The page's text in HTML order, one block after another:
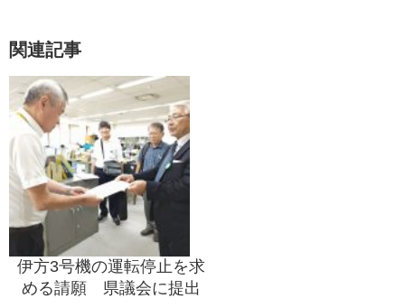
関連記事
伊方3号機の運転停止を求
める請願 県議会に提出